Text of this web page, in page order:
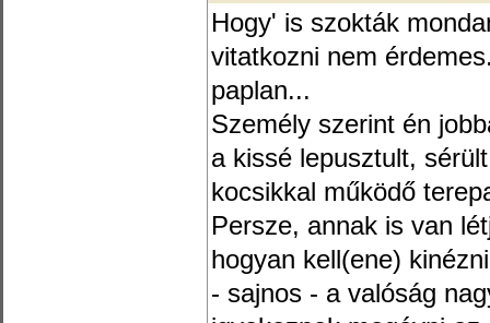
Hogy' is szokták
vitatkozni nem
paplan...
Személy szerint én
a kissé lepusztult,
kocsikkal működő
Persze, annak is van
hogyan kell(ene)
- sajnos - a valóság